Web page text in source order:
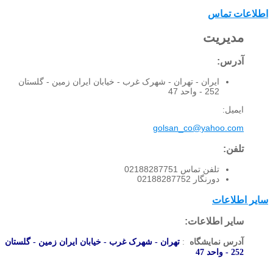
اطلاعات تماس
مدیریت
آدرس:
ایران - تهران - شهرک غرب - خیابان ایران زمین - گلستان
252 - واحد 47
ایمیل:
golsan_co@yahoo.com
تلفن:
تلفن تماس 02188287751
دورنگار 02188287752
سایر اطلاعات
سایر اطلاعات:
آدرس نمایشگاه : تهران - شهرک غرب - خیابان ایران زمین - گلستان
252 - واحد 47